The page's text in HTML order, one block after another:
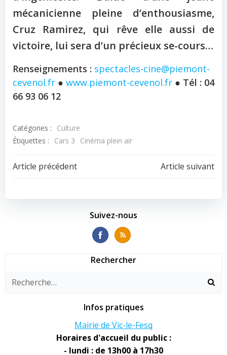
mécanicienne pleine d’enthousiasme,
Cruz Ramirez, qui rêve elle aussi de
victoire, lui sera d’un précieux se-cours…
Renseignements : spectacles-cine@piemont-
cevenol.fr ● www.piemont-cevenol.fr ● Tél : 04
66 93 06 12
Catégories :
Culture
Étiquettes :
Cars 3 Cinéma plein air
Navigation
de
Article précédent
Navigation
de
l’article
Article suivant
Suivez-nous
Rechercher
Infos pratiques
Mairie de Vic-le-Fesq
Horaires d'accueil du public :
- lundi : de 13h00 à 17h30